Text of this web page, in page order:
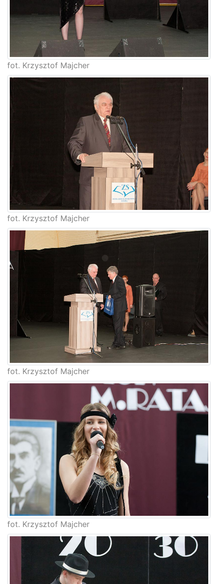
fot. Krzysztof Majcher
fot. Krzysztof Majcher
fot. Krzysztof Majcher
fot. Krzysztof Majcher